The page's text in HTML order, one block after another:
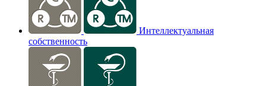
Интеллектуальная
собственность